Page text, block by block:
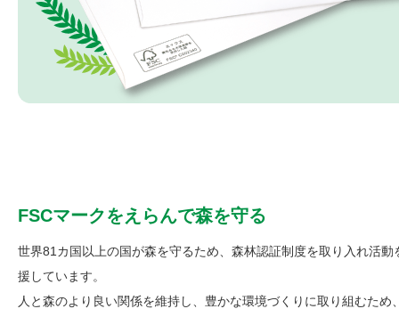
FSCマークをえらんで森を守る
世界81カ国以上の国が森を守るため、森林認証制度を取り入れ活動
援しています。
人と森のより良い関係を維持し、豊かな環境づくりに取り組むため